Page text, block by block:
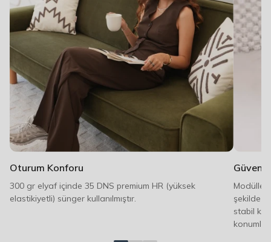
Oturum Konforu
300 gr elyaf içinde 35 DNS premium HR (yüksek
elastikiyetli) sünger kullanılmıştır.
Modüller
şekilde
stabil